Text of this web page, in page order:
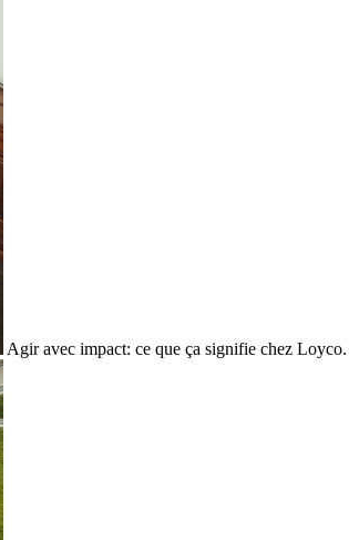
Agir avec impact: ce que ça signifie chez Loyco.